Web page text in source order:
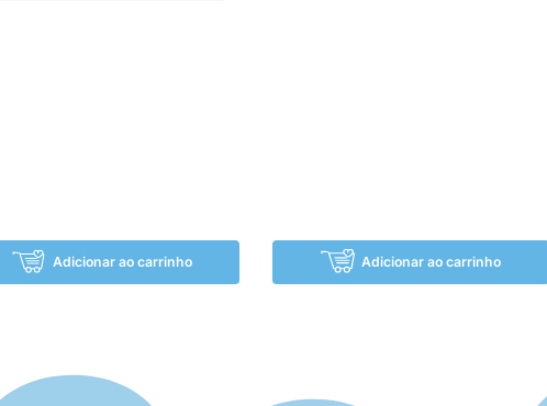
Adicionar ao carrinho Adicionar ao carrinho